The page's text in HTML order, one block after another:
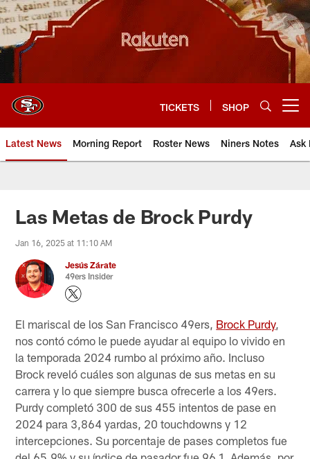
Skip
to
main
content
TICKETS SHOP
Latest News Morning Report Roster News Niners Notes Ask
Las Metas de Brock Purdy
Jan 16, 2025 at 11:10 AM
Jesús Zárate
49ers Insider
El mariscal de los San Francisco 49ers, Brock Purdy,
nos contó cómo le puede ayudar al equipo lo vivido en
la temporada 2024 rumbo al próximo año. Incluso
Brock reveló cuáles son algunas de sus metas en su
carrera y lo que siempre busca ofrecerle a los 49ers.
Purdy completó 300 de sus 455 intentos de pase en
2024 para 3,864 yardas, 20 touchdowns y 12
intercepciones. Su porcentaje de pases completos fue